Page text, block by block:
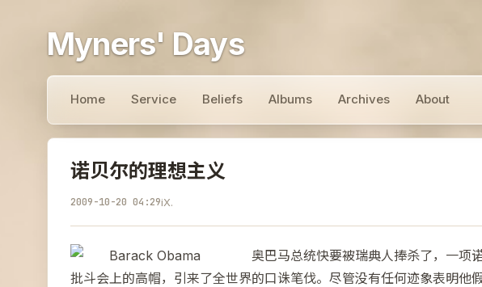
Myners' Days
Home Service Beliefs Albums Archives About
诺贝尔的理想主义
2009-10-20 04:29iX.
奥巴马总统快要被瑞典人捧杀了，一项
批斗会上的高帽，引来了全世界的口诛笔伐。尽管没有任何迹象表明他